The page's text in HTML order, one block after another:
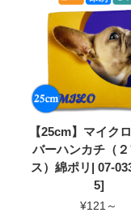
【25cm】マイク
バーハンカチ（
ス）綿ポリ| 07-
5]
¥121～